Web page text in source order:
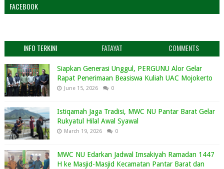
FACEBOOK
INFO TERKINI FATAYAT COMMENTS
Siapkan Generasi Unggul, PERGUNU Alor Gelar
Rapat Penerimaan Beasiswa Kuliah UAC Mojokerto
June 15, 2026 0
Istiqamah Jaga Tradisi, MWC NU Pantar Barat Gelar
Rukyatul Hilal Awal Syawal
March 19, 2026 0
MWC NU Edarkan Jadwal Imsakiyah Ramadan 1447
H ke Masjid-Masjid Kecamatan Pantar Barat dan